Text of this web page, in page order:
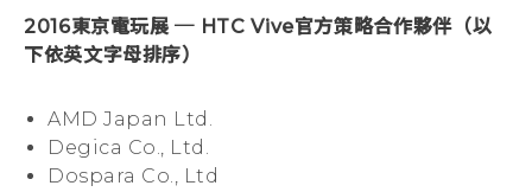
2016東京電玩展 ─ HTC Vive官方策略合作夥伴（以
下依英文字母排序）
AMD Japan Ltd.
Degica Co., Ltd.
Dospara Co., Ltd